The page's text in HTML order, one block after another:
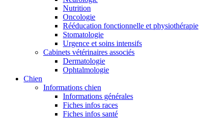
Nutrition
Oncologie
Rééducation fonctionnelle et physiothérapie
Stomatologie
Urgence et soins intensifs
Cabinets vétérinaires associés
Dermatologie
Ophtalmologie
Chien
Informations chien
Informations générales
Fiches infos races
Fiches infos santé